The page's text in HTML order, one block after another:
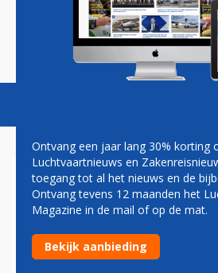
Magazine Podcasts
STAKINGEN GAAN
VAN 17 BRITSE
LUCHTHAVENS
Ontvang een jaar lang 30% korting
Luchtvaartnieuws en
toegang tot al het nieuws en de
Ontvang tevens 12 maanden het
Magazine in de mail of op de mat.
Bekijk aanbieding